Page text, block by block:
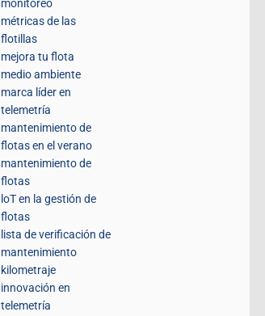
monitoreo
métricas de las
flotillas
mejora tu flota
medio ambiente
marca líder en
telemetría
mantenimiento de
flotas en el verano
mantenimiento de
flotas
loT en la gestión de
flotas
lista de verificación de
mantenimiento
kilometraje
innovación en
telemetría